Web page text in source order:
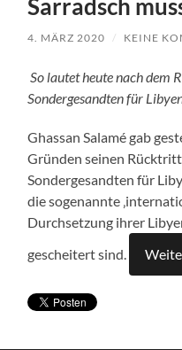
Sarradsch
4. MÄRZ 2020 / KEINE
So lautet heute nach dem
Sondergesandten für
Ghassan Salamé gab
Gründen seinen
Sondergesandten für
die sogenannte
Durchsetzung ihrer
gescheitert sind.